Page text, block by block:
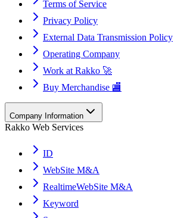
Terms of Service
Privacy Policy
External Data Transmission Policy
Operating Company
Work at Rakko 🚀
Buy Merchandise 🏬
Company Information
Rakko Web Services
ID
WebSite M&A
RealtimeWebSite M&A
Keyword